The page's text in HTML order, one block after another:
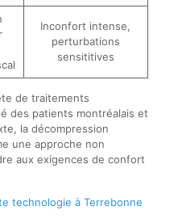
Inconfort intense,
perturbations
sensititives
de traitements
des patients montréalais et
la décompression
une approche non
aux exigences de confort
technologie à Terrebonne